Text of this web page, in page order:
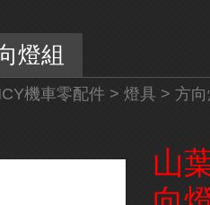
燈組
機車零配件 > 燈具 > 方
山